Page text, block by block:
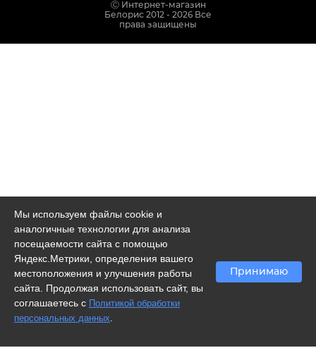
Мы используем файлы cookie и
аналогичные технологии для анализа
посещаемости сайта с помощью
Яндекс.Метрики, определения вашего
местоположения и улучшения работы
сайта. Продолжая использовать сайт, вы
соглашаетесь с Политикой обработки
персональных данных
Принимаю
Ⓒ Интернет-магазин
Белорис 2012 - 2026 Все
права защищены